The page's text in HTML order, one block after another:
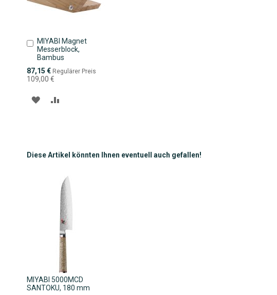
MIYABI Magnet
Messerblock,
Bambus
Sonderpreis
87,15 € Regulärer Preis
109,00 €
In
den
Warenkorb
ZUR
Diese Artikel könnten Ihnen eventuell auch gefallen!
MIYABI 5000MCD
SANTOKU, 180 mm